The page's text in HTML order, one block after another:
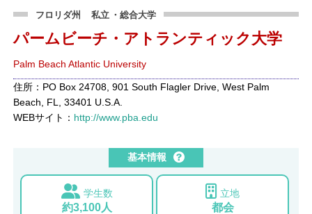
フロリダ州 私立 ・総合大学
パームビーチ・アトランティック大学
Palm Beach Atlantic University
住所：PO Box 24708, 901 South Flagler Drive, West Palm
Beach, FL, 33401 U.S.A.
WEBサイト： http://www.pba.edu
基本情報
学生数
約3,100人
立地
都会